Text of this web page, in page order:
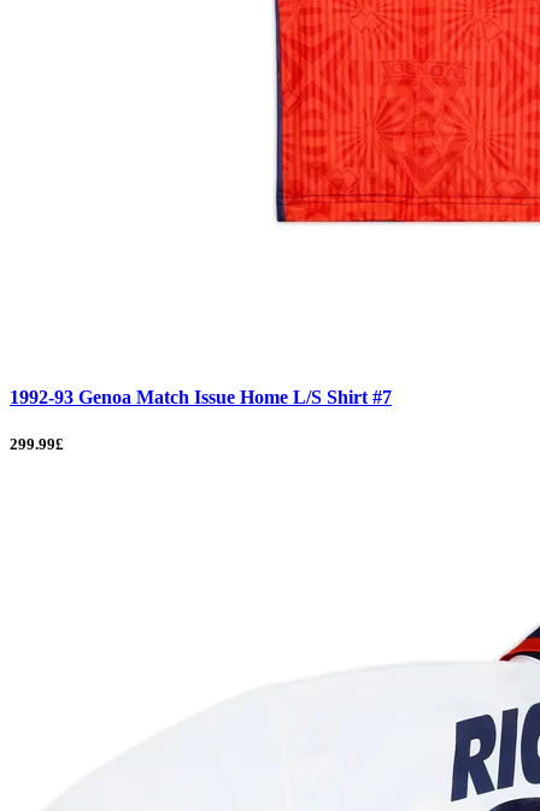
1992-93 Genoa Match Issue Home L/S Shirt #7
299.99£